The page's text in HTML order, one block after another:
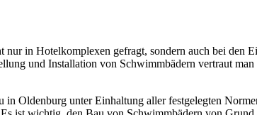
in Hotelkomplexen gefragt, sondern auch bei den
und Installation von Schwimmbädern vertraut
Oldenburg unter Einhaltung aller festgelegten